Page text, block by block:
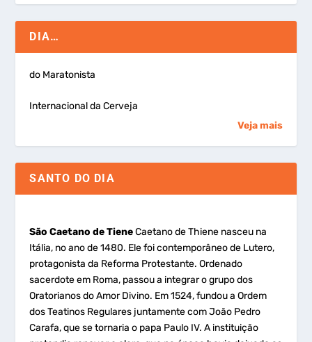
DIA…
do Maratonista
Internacional da Cerveja
Veja mais
SANTO DO DIA
São Caetano de TieneCaetano de Thiene nasceu na
Itália, no ano de 1480. Ele foi contemporâneo de Lutero,
protagonista da Reforma Protestante. Ordenado
sacerdote em Roma, passou a integrar o grupo dos
Oratorianos do Amor Divino. Em 1524, fundou a Ordem
dos Teatinos Regulares juntamente com João Pedro
Carafa, que se tornaria o papa Paulo IV. A instituição